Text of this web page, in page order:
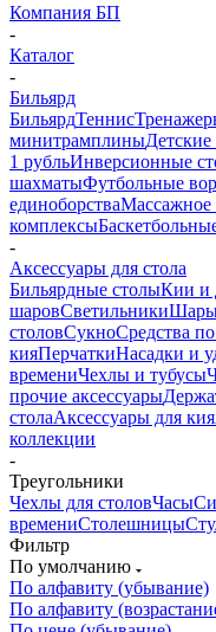
Компания БП
-
Каталог
-
Бильярд
БильярдТеннис
минитрамплиныДетские
1 рубльИнверсионные
шахматыФутбольные
единоборстваМассажное
комплексы
-
Аксессуары для стола
Бильярдные столыКии и
шаровСветильники
столовСукноСредства
кияПерчаткиНасадки и
времениЧехлы и тубусы
прочие аксессуары
столаАксессуары для кия
коллекции
-
Треугольники
Чехлы для столовЧасы
времениСтолешницы
Фильтр
По умолчанию
По алфавиту (убывание)
По алфавиту